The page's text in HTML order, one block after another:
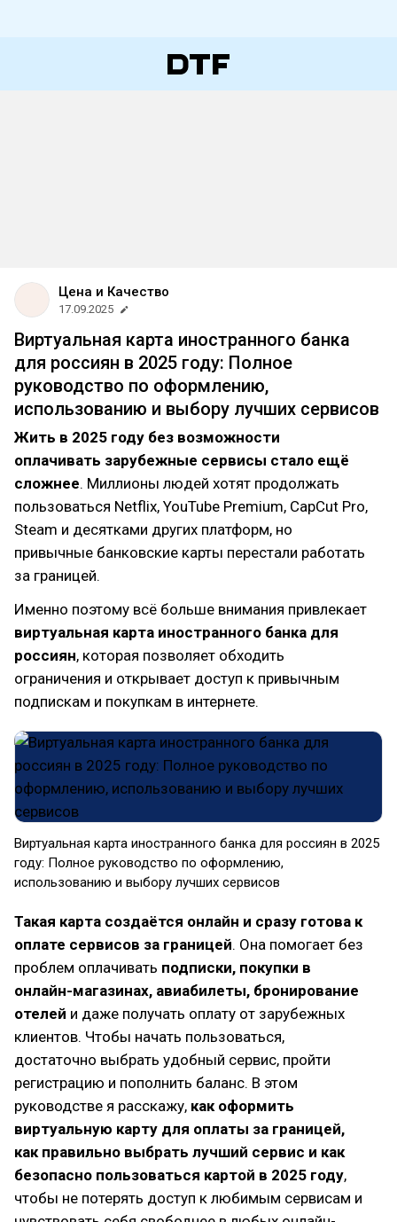
Цена и Качество
17.09.2025
Виртуальная карта иностранного банка
для россиян в 2025 году: Полное
руководство по оформлению,
использованию и выбору лучших сервисов
Жить в 2025 году без возможности
оплачивать зарубежные сервисы стало ещё
сложнее. Миллионы людей хотят продолжать
пользоваться Netflix, YouTube Premium, CapCut Pro,
Steam и десятками других платформ, но
привычные банковские карты перестали работать
за границей.
Именно поэтому всё больше внимания привлекает
виртуальная карта иностранного банка для
россиян, которая позволяет обходить
ограничения и открывает доступ к привычным
подпискам и покупкам в интернете.
Виртуальная карта иностранного банка для россиян в 2025
году: Полное руководство по оформлению,
использованию и выбору лучших сервисов
Такая карта создаётся онлайн и сразу готова к
оплате сервисов за границей. Она помогает без
проблем оплачивать подписки, покупки в
онлайн-магазинах, авиабилеты, бронирование
отелей и даже получать оплату от зарубежных
клиентов. Чтобы начать пользоваться,
достаточно выбрать удобный сервис, пройти
регистрацию и пополнить баланс. В этом
руководстве я расскажу, как оформить
виртуальную карту для оплаты за границей,
как правильно выбрать лучший сервис и как
безопасно пользоваться картой в 2025 году,
чтобы не потерять доступ к любимым сервисам и